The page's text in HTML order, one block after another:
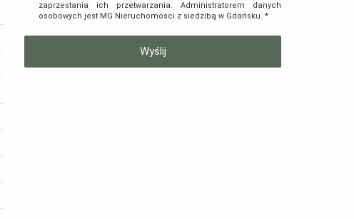
zaprzestania ich przetwarzania. Administratorem danych
osobowych jest MG Nieruchomości z siedzibą w Gdańsku. *